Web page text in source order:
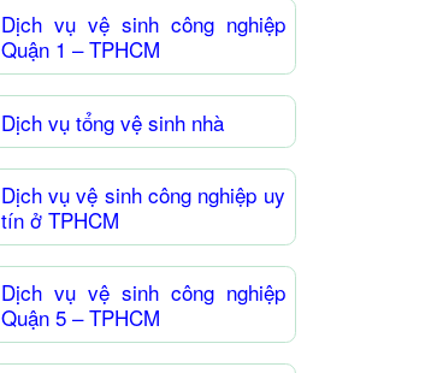
Dịch vụ vệ sinh công nghiệp
Quận 1 – TPHCM
Dịch vụ tổng vệ sinh nhà
Dịch vụ vệ sinh công nghiệp uy
tín ở TPHCM
Dịch vụ vệ sinh công nghiệp
Quận 5 – TPHCM